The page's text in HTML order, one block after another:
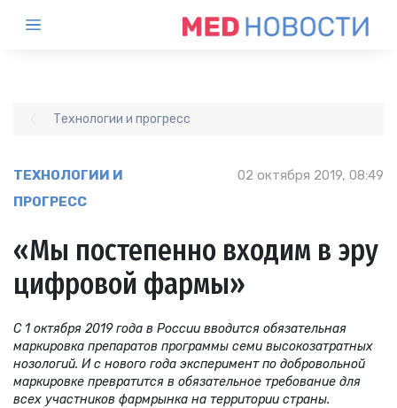
Технологии и прогресс
ТЕХНОЛОГИИ И
ПРОГРЕСС
02 октября 2019, 08:49
«Мы постепенно входим в эру
цифровой фармы»
С 1 октября 2019 года в России вводится обязательная
маркировка препаратов программы семи высокозатратных
нозологий. И с нового года эксперимент по добровольной
маркировке превратится в обязательное требование для
всех участников фармрынка на территории страны.